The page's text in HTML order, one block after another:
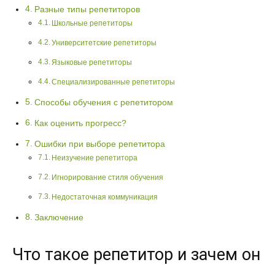
Разные типы репетиторов
Школьные репетиторы
Университетские репетиторы
Языковые репетиторы
Специализированные репетиторы
Способы обучения с репетитором
Как оценить прогресс?
Ошибки при выборе репетитора
Неизучение репетитора
Игнорирование стиля обучения
Недостаточная коммуникация
Заключение
Что такое репетитор и зачем он